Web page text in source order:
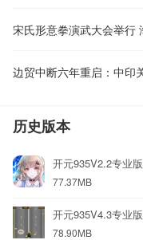
历史版本
开元935V2.2专业版
77.37MB
开元935V4.3专业版
78.90MB